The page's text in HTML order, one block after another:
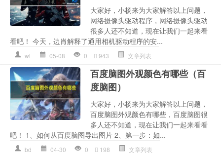
大家好，小杨来为大家解答以上问题，
网络摄像头驱动程序，网络摄像头驱动
很多人还不知道，现在让我们一起来看
看吧！ 今天，边肖解释了通用相机驱动程序的安...
wl 05-08 0 943 文章列表
百度脑图外观颜色有哪些（百
度脑图）
大家好，小杨来为大家解答以上问题，
百度脑图外观颜色有哪些，百度脑图很
多人还不知道，现在让我们一起来看看
吧！ 1、如何从百度脑图导出图片 2、第一步：如...
bd 04-30 0 198 文章列表